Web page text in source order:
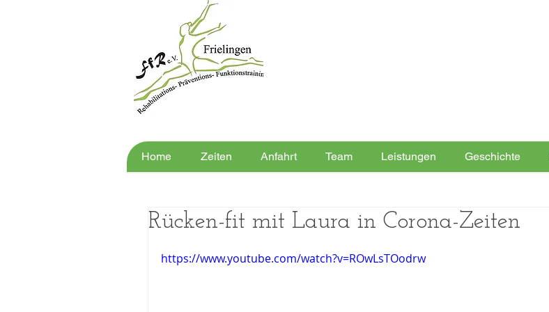
Home Zeiten Anfahrt Team Leistungen Geschichte
Rücken-fit mit Laura in Corona-Zeiten
https://www.youtube.com/watch?v=ROwLsTOodrw